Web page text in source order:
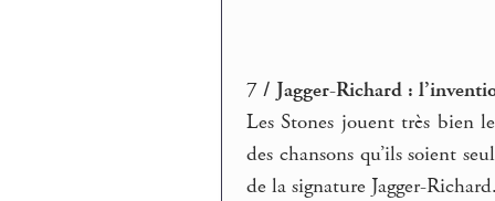
7 / Jagger-Richard :
Les Stones jouent très bien
des chansons qu’ils soient
de la signature Jagger-